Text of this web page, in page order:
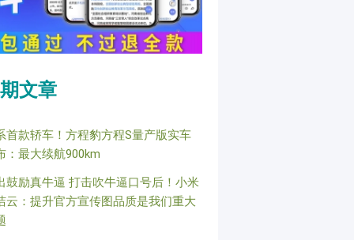
文章
首款轿车！方程豹方程S量产版实车
：最大续航900km
鼓励真牛逼 打击吹牛逼口号后！小米
云：提升官方宣传图品质是我们重大